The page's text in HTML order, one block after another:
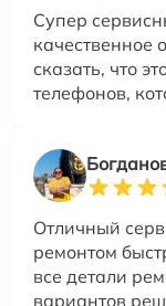
Супер
качественное
сказать, что
телефонов,
Отличный
ремонтом
все детали
вариантов